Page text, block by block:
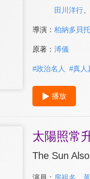
田川洋行、
導演： 柏納多貝
原著： 溥儀
#政治名人 #真人
播放
太陽照常
The Sun
演員： 房祖名